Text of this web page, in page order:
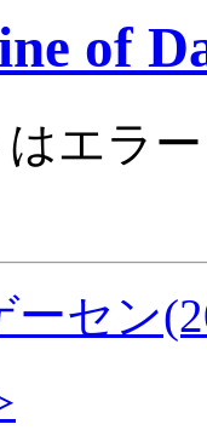
of
はエラ
ーセン